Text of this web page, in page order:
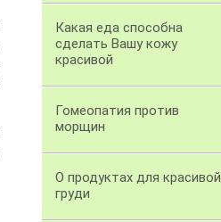
Какая еда способна
сделать Вашу кожу
красивой
Гомеопатия против
морщин
О продуктах для красивой
груди